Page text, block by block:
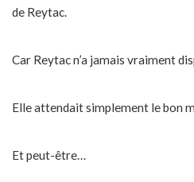
de Reytac.
Car Reytac n’a jamais vraiment
Elle attendait simplement le bon
Et peut-être…